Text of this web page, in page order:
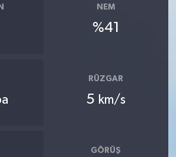
NEM
%41
RÜZGAR
5 km/s
GÖRÜŞ